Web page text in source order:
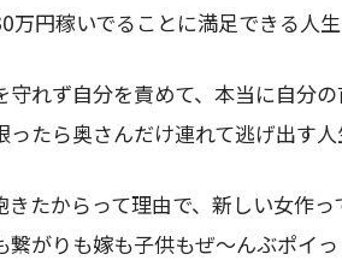
万円稼いでることに満足できる人
守れず自分を責めて、本当に自分
ったら奥さんだけ連れて逃げ出す
きたからって理由で、新しい女作
繋がりも嫁も子供もぜ～んぶポイ